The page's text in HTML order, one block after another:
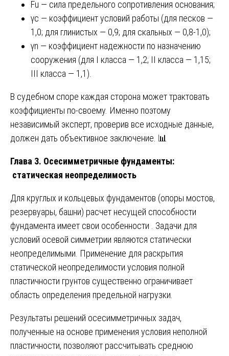
Fu — сила предельного сопротивления основания;
γc — коэффициент условий работы (для песков —
1,0; для глинистых — 0,9; для скальных — 0,8-1,0);
γn — коэффициент надежности по назначению
сооружения (для I класса — 1,2; II класса — 1,15;
III класса — 1,1).
В судебном споре каждая сторона может трактовать
коэффициенты по-своему. Именно поэтому
независимый эксперт, проверив все исходные данные,
должен дать объективное заключение. 📊
Глава 3. Осесимметричные фундаменты:
статическая неопределимость
Для круглых и кольцевых фундаментов (опоры мостов,
резервуары, башни) расчет несущей способности
фундамента имеет свои особенности . Задачи для
условий осевой симметрии являются статически
неопределимыми. Применение для раскрытия
статической неопределимости условия полной
пластичности грунтов существенно ограничивает
область определения предельной нагрузки.
Результаты решений осесимметричных задач,
полученные на основе применения условия неполной
пластичности, позволяют рассчитывать среднюю